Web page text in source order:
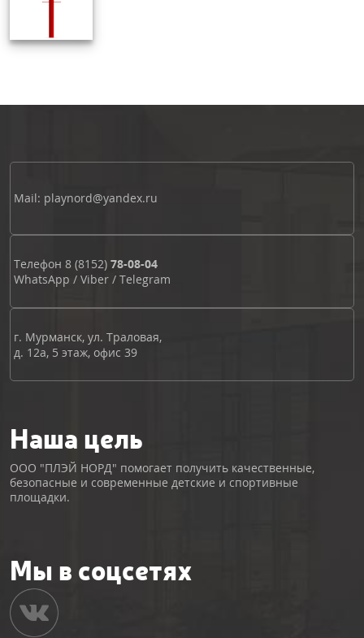
Mail: playnord@yandex.ru
Телефон 8 (8152) 78-08-04
WhatsApp / Viber / Telegram
г. Мурманск, ул. Траловая,
д. 12а, 5 этаж, офис 39
Наша цель
ООО "ПЛЭЙ НОРД" помогает получить качественные,
безопасные и современные детские и спортивные
площадки.
Мы в соцсетях